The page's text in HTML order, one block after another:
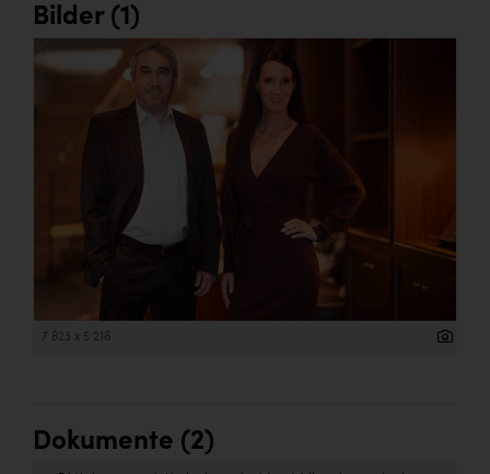
Bilder (1)
7 823 x 5 218
Dokumente (2)